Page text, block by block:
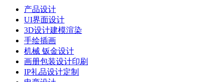
产品设计
UI界面设计
3D设计建模渲染
手绘插画
机械 钣金设计
画册包装设计印刷
IP礼品设计定制